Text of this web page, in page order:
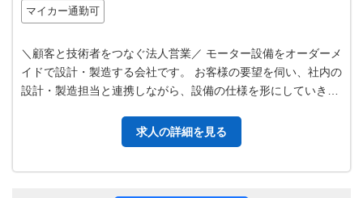
マイカー通勤可
＼顧客と技術者をつなぐ法人営業／ モーター設備をオーダーメ
イドで設計・製造する会社です。 お客様の要望を伺い、社内の
設計・製造担当と連携しながら、設備の仕様を形にしていきま
求人の詳細を見る